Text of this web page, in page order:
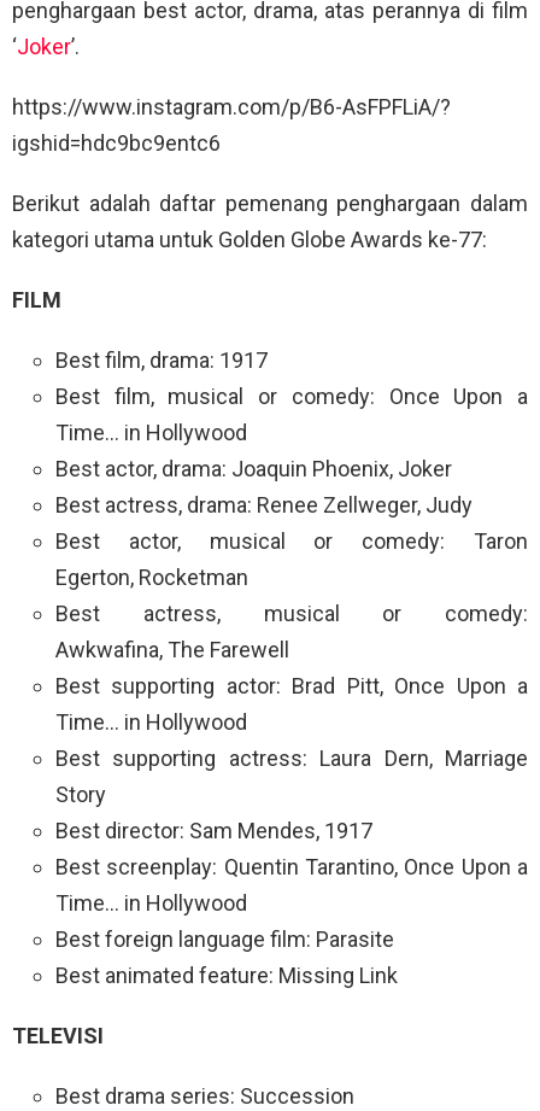
penghargaan best actor, drama, atas perannya di film
‘Joker’.
https://www.instagram.com/p/B6-AsFPFLiA/?
igshid=hdc9bc9entc6
Berikut adalah daftar pemenang penghargaan dalam
kategori utama untuk Golden Globe Awards ke-77:
FILM
Best film, drama: 1917
Best film, musical or comedy: Once Upon a
Time… in Hollywood
Best actor, drama: Joaquin Phoenix, Joker
Best actress, drama: Renee Zellweger, Judy
Best actor, musical or comedy: Taron
Egerton, Rocketman
Best actress, musical or comedy:
Awkwafina, The Farewell
Best supporting actor: Brad Pitt, Once Upon a
Time… in Hollywood
Best supporting actress: Laura Dern, Marriage
Story
Best director: Sam Mendes, 1917
Best screenplay: Quentin Tarantino, Once Upon a
Time… in Hollywood
Best foreign language film: Parasite
Best animated feature: Missing Link
TELEVISI
Best drama series: Succession